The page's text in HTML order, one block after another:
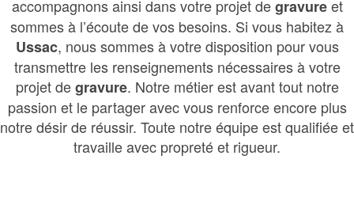
accompagnons ainsi dans votre projet degravureet
sommes à l’écoute de vos besoins. Si vous habitez à
Ussac, nous sommes à votre disposition pour vous
transmettre les renseignements nécessaires à votre
projet degravure. Notre métier est avant tout notre
passion et le partager avec vous renforce encore plus
notre désir de réussir. Toute notre équipe est qualifiée et
travaille avec propreté et rigueur.